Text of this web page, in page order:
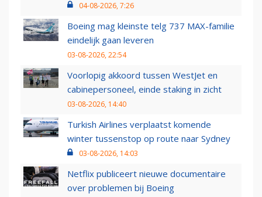
04-08-2026, 7:26
Boeing mag kleinste telg 737 MAX-familie
eindelijk gaan leveren
03-08-2026, 22:54
Voorlopig akkoord tussen WestJet en
cabinepersoneel, einde staking in zicht
03-08-2026, 14:40
Turkish Airlines verplaatst komende
winter tussenstop op route naar Sydney
03-08-2026, 14:03
Netflix publiceert nieuwe documentaire
over problemen bij Boeing